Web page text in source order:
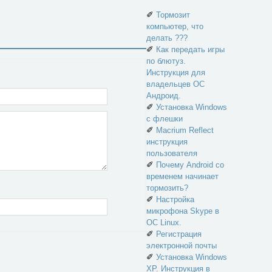
✐ Тормозит
компьютер, что
делать ???
✐ Как передать игры
по блютуз.
Инструкция для
владельцев ОС
Андроид.
✐ Установка Windows
с флешки
✐ Macrium Reflect
инструкция
пользователя
✐ Почему Android со
временем начинает
тормозить?
✐ Настройка
микрофона Skype в
ОС Linux.
✐ Регистрация
электронной почты
✐ Установка Windows
XP. Инструкция в